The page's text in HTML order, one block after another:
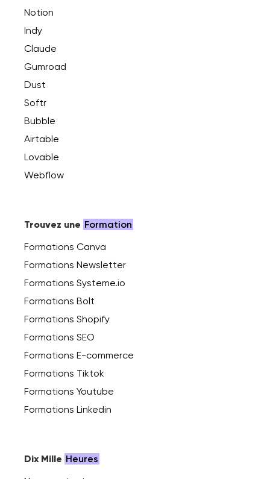
Notion
Indy
Claude
Gumroad
Dust
Softr
Bubble
Airtable
Lovable
Webflow
Trouvez une Formation
Formations Canva
Formations Newsletter
Formations Systeme.io
Formations Bolt
Formations Shopify
Formations SEO
Formations E-commerce
Formations Tiktok
Formations Youtube
Formations Linkedin
Dix Mille Heures